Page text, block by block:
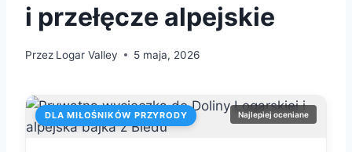
i przełęcze alpejskie
Przez Logar Valley 5 maja, 2026
DLA MIŁOŚNIKÓW PRZYRODY Najlepiej oceniane